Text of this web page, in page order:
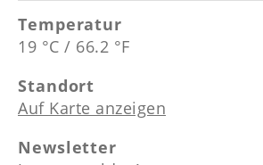
Temperatur
19 °C / 66.2 °F
Standort
Auf Karte anzeigen
Newsletter